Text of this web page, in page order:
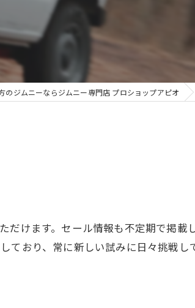
のジムニーならジムニー専門店 プロショップアピオ
だけます。セール情報も不定期で掲載
ており、常に新しい試みに日々挑戦し